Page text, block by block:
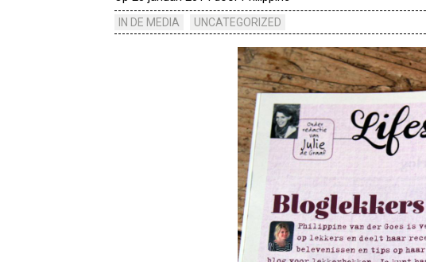
IN DE MEDIA UNCATEGORIZED